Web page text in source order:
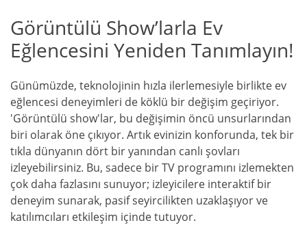
Görüntülü Show’larla Ev
Eğlencesini Yeniden Tanımlayın!
Günümüzde, teknolojinin hızla ilerlemesiyle birlikte ev
eğlencesi deneyimleri de köklü bir değişim geçiriyor.
'Görüntülü show'lar, bu değişimin öncü unsurlarından
biri olarak öne çıkıyor. Artık evinizin konforunda, tek bir
tıkla dünyanın dört bir yanından canlı şovları
izleyebilirsiniz. Bu, sadece bir TV programını izlemekten
çok daha fazlasını sunuyor; izleyicilere interaktif bir
deneyim sunarak, pasif seyircilikten uzaklaşıyor ve
katılımcıları etkileşim içinde tutuyor.